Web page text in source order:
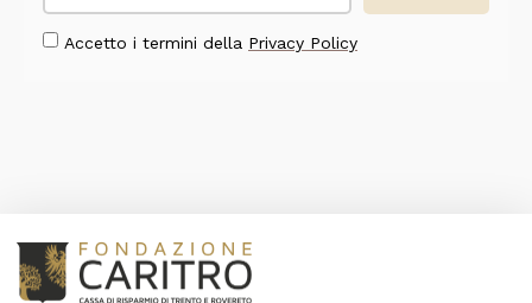
Accetto i termini della Privacy Policy